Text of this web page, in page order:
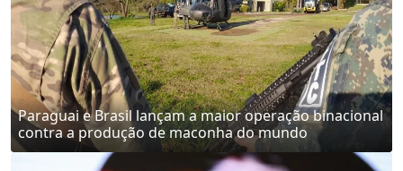
Paraguai e Brasil lançam a maior operação binacional
contra a produção de maconha do mundo